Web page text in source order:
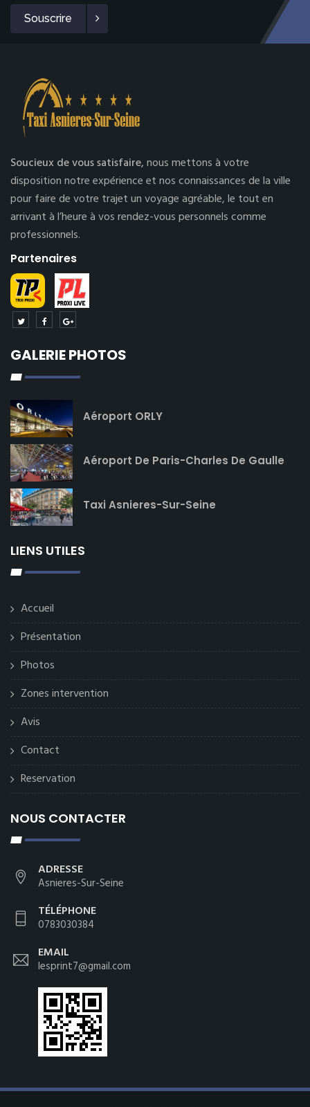
Souscrire
Soucieux de vous satisfaire,nous mettons à votre
disposition notre expérience et nos connaissances de la ville
pour faire de votre trajet un voyage agréable, le tout en
arrivant à l’heure à vos rendez-vous personnels comme
professionnels.
Partenaires
GALERIE PHOTOS
Aéroport ORLY
Aéroport De Paris-Charles De Gaulle
Taxi Asnieres-Sur-Seine
LIENS UTILES
Accueil
Présentation
Photos
Zones intervention
Avis
Contact
Reservation
NOUS CONTACTER
ADRESSE
Asnieres-Sur-Seine
TÉLÉPHONE
0783030384
EMAIL
lesprint7@gmail.com